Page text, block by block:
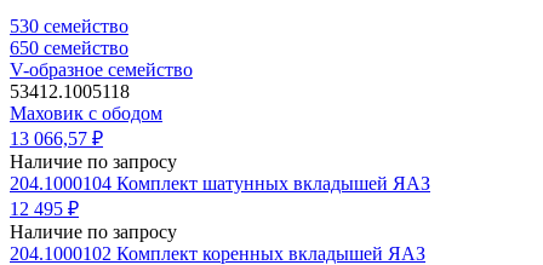
530 семейство
650 семейство
V-образное семейство
53412.1005118
Маховик с ободом
13 066,57 ₽
Наличие по запросу
204.1000104 Комплект шатунных вкладышей ЯАЗ
12 495 ₽
Наличие по запросу
204.1000102 Комплект коренных вкладышей ЯАЗ